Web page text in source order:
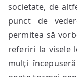
societate, de
punct de
permitea să
referiri la visele
mulţi